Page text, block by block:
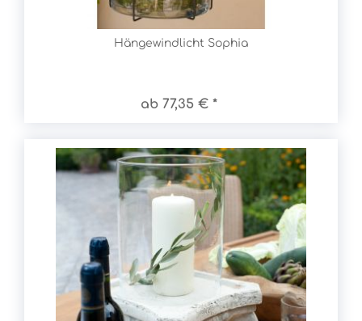
Hängewindlicht Sophia
ab 77,35 € *